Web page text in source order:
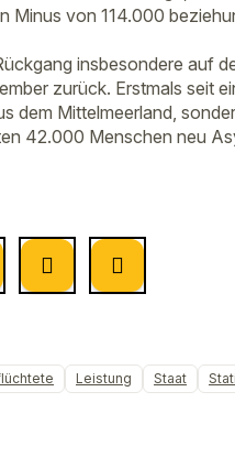
Minus von 114.000
insbesondere auf
zurück. Erstmals seit
dem Mittelmeerland,
42.000 Menschen neu
Leistung Staat